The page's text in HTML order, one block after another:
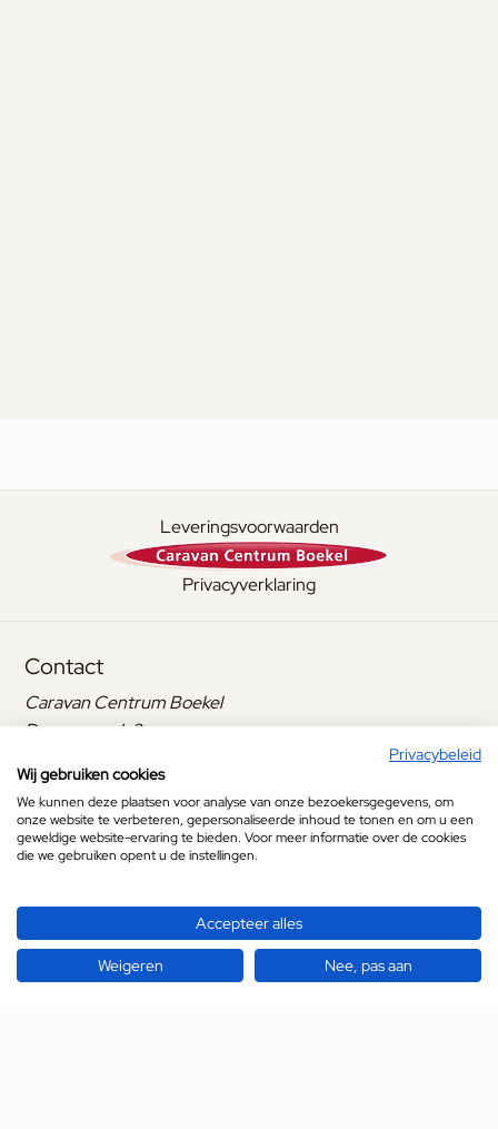
Leveringsvoorwaarden
Privacyverklaring
Contact
Caravan Centrum Boekel
Dennenmark 2
+31 (0)492 321 741
info@caravan.nu
Openingstijden
Gesloten
Dinsdag
tot17:00
Privacybeleid
Wij gebruiken cookies
We kunnen deze plaatsen voor analyse van onze bezoekersgegevens, om
onze website te verbeteren, gepersonaliseerde inhoud te tonen en om u een
geweldige website-ervaring te bieden. Voor meer informatie over de cookies
die we gebruiken opent u de instellingen.
Accepteer alles
Weigeren Nee, pas aan